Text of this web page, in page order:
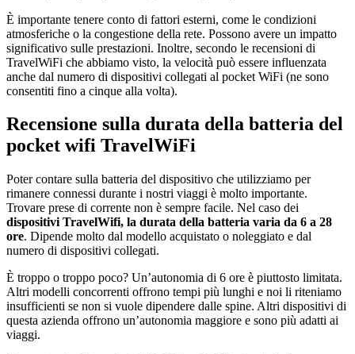
È importante tenere conto di fattori esterni, come le condizioni
atmosferiche o la congestione della rete. Possono avere un impatto
significativo sulle prestazioni. Inoltre, secondo le recensioni di
TravelWiFi che abbiamo visto, la velocità può essere influenzata
anche dal numero di dispositivi collegati al pocket WiFi (ne sono
consentiti fino a cinque alla volta).
Recensione sulla durata della batteria del
pocket wifi TravelWiFi
Poter contare sulla batteria del dispositivo che utilizziamo per
rimanere connessi durante i nostri viaggi è molto importante.
Trovare prese di corrente non è sempre facile. Nel caso dei
dispositivi TravelWifi, la durata della batteria varia da 6 a 28
ore. Dipende molto dal modello acquistato o noleggiato e dal
numero di dispositivi collegati.
È troppo o troppo poco? Un’autonomia di 6 ore è piuttosto limitata.
Altri modelli concorrenti offrono tempi più lunghi e noi li riteniamo
insufficienti se non si vuole dipendere dalle spine. Altri dispositivi di
questa azienda offrono un’autonomia maggiore e sono più adatti ai
viaggi.